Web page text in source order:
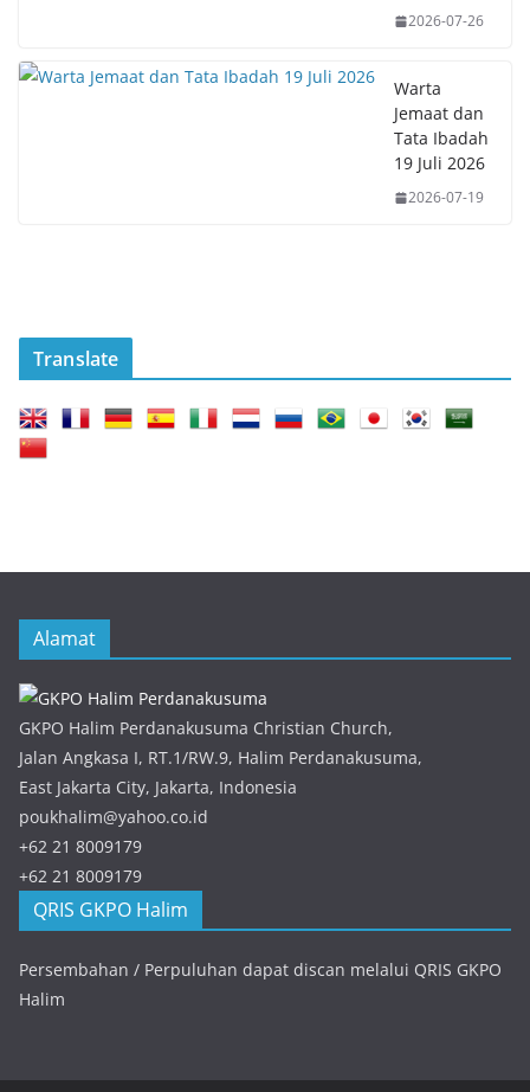
2026-07-26
Warta
Jemaat dan
Tata Ibadah
19 Juli 2026
2026-07-19
Translate
Alamat
GKPO Halim Perdanakusuma Christian Church,
Jalan Angkasa I, RT.1/RW.9, Halim Perdanakusuma,
East Jakarta City, Jakarta, Indonesia
poukhalim@yahoo.co.id
+62 21 8009179
+62 21 8009179
QRIS GKPO Halim
Persembahan / Perpuluhan dapat discan melalui QRIS GKPO
Halim